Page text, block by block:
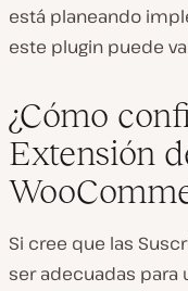
está planeando
este plugin puede
¿Cómo
Extensión
Si cree que las
ser adecuadas para